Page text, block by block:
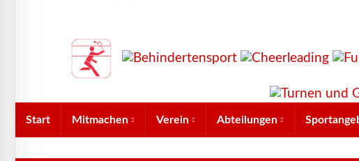
Start Mitmachen Verein Abteilungen